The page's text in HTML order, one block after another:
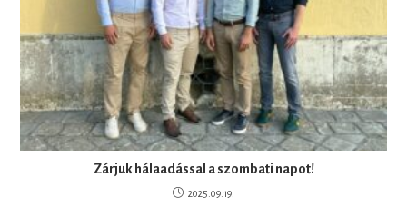
Zárjuk hálaadással a szombati napot!
2025.09.19.